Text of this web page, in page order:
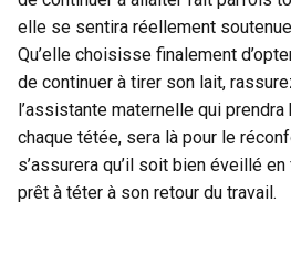
elle se sentira réellement
Qu’elle choisisse finalement
de continuer à tirer son lait,
l’assistante maternelle qui
chaque tétée, sera là pour le
s’assurera qu’il soit bien éveillé
prêt à téter à son retour du travail.